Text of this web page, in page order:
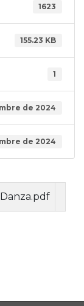
1623
155.23 KB
1
de 2024
de 2024